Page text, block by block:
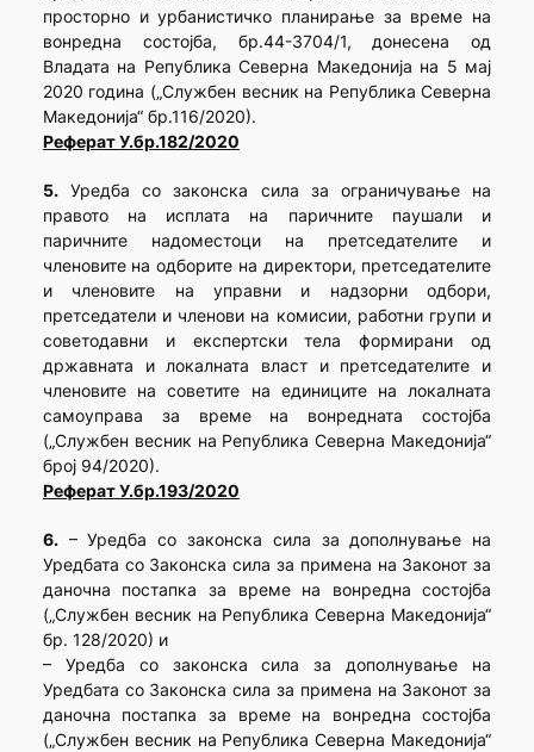
просторно и урбанистичко планирање за време на
вонредна состојба, бр.44-3704/1, донесена од
Владата на Република Северна Македонија на 5 мај
2020 година („Службен весник на Република Северна
Македонија“ бр.116/2020).
Реферат У.бр.182/2020
5.Уредба со законска сила за ограничување на
правото на исплата на паричните паушали и
паричните надоместоци на претседателите и
членовите на одборите на директори, претседателите
и членовите на управни и надзорни одбори,
претседатели и членови на комисии, работни групи и
советодавни и експертски тела формирани од
државната и локалната власт и претседателите и
членовите на советите на единиците на локалната
самоуправа за време на вонредната состојба
(„Службен весник на Република Северна Македонија“
број 94/2020).
Реферат У.бр.193/2020
6.– Уредба со законска сила за дополнување на
Уредбата со Законска сила за примена на Законот за
даночна постапка за време на вонредна состојба
(„Службен весник на Република Северна Македонија“
бр. 128/2020) и
– Уредба со законска сила за дополнување на
Уредбата со Законска сила за примена на Законот за
даночна постапка за време на вонредна состојба
(„Службен весник на Република Северна Македонија“